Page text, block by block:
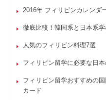
2016年 フィリピンカレンダ
徹底比較！韓国系と日本系
人気のフィリピン料理7選
フィリピン留学に必要な日
フィリピン留学おすすめの
カード